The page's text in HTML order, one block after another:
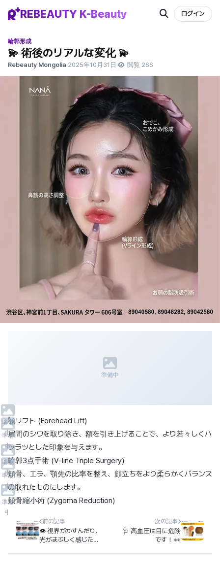
REBEAUTY K-Beauty ログイン
輪郭形成
💫 術後のリアルな変化 💫
Rebeauty Mongolia·2025年10月31日 · 閲覧 266
準備中
準備
中
額リフト (Forehead Lift)
準備
中
眉間のシワを取り除き、額を引き上げることで、より若々しくハ
ツラツとした印象を与えます。
準備
中
輪郭3点手術 (V-line Triple Surgery)
準備
中
頬骨、エラ、顎先の比率を整え、顔立ちをより柔らかくバランス
の取れたものにします。
準備
中
頬骨縮小術 (Zygoma Reduction)
前の記事
👁️ 視界がかすんだり、
光がまぶしく感じたり
次の記事
🩺 高血圧は目に危険
です！ 👀